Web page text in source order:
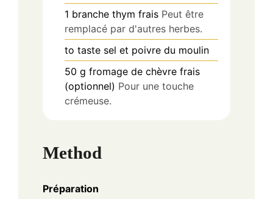
1 branche thym frais Peut être
remplacé par d'autres herbes.
to taste sel et poivre du moulin
50 g fromage de chèvre frais
(optionnel) Pour une touche
crémeuse.
Method
Préparation